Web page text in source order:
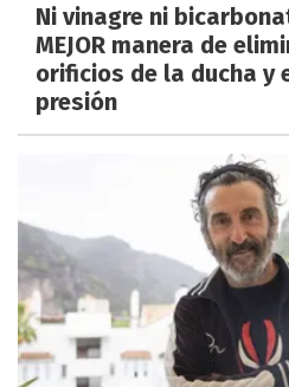
Ni vinagre ni
MEJOR manera de
orificios de la ducha y
presión